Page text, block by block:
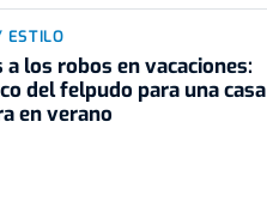
ESTILO
a los robos en vacaciones:
del felpudo para una casa
en verano